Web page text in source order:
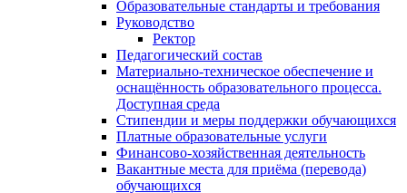
Образовательные стандарты и требования
Руководство
Ректор
Педагогический состав
Материально-техническое обеспечение и
оснащённость образовательного процесса.
Доступная среда
Стипендии и меры поддержки обучающихся
Платные образовательные услуги
Финансово-хозяйственная деятельность
Вакантные места для приёма (перевода)
обучающихся